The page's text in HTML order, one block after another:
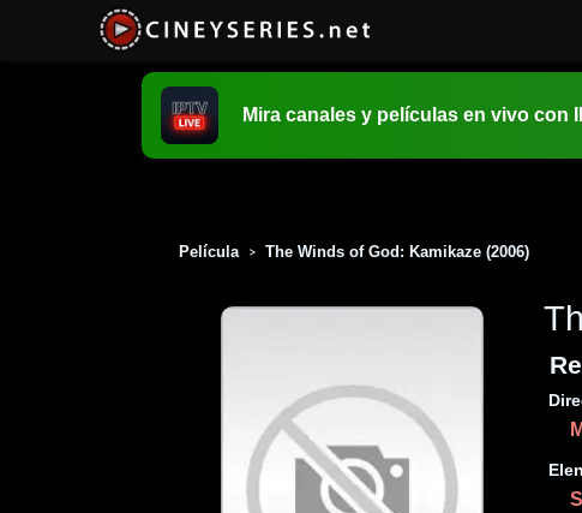
Mira canales y películas en vivo con
Película > The Winds of God: Kamikaze (2006)